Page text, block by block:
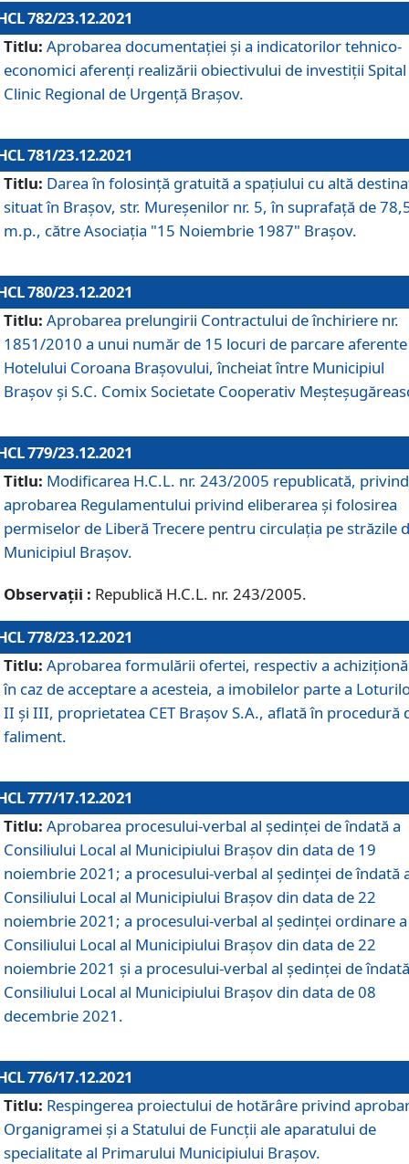
782/23.12.2021
Titlu: Aprobarea documentației și a indicatorilor tehnico-
economici aferenți realizării obiectivului de investiții Spital
Clinic Regional de Urgență Brașov.
781/23.12.2021
Titlu: Darea în folosinţă gratuită a spaţiului cu altă
situat în Braşov, str. Mureşenilor nr. 5, în suprafaţă de
m.p., către Asociaţia "15 Noiembrie 1987" Braşov.
780/23.12.2021
Titlu: Aprobarea prelungirii Contractului de închiriere nr.
1851/2010 a unui număr de 15 locuri de parcare aferente
Hotelului Coroana Brașovului, încheiat între Municipiul
Braşov şi S.C. Comix Societate Cooperativ
779/23.12.2021
Titlu: Modificarea H.C.L. nr. 243/2005 republicată, privind
aprobarea Regulamentului privind eliberarea şi folosirea
permiselor de Liberă Trecere pentru circulația pe străzile
Municipiul Braşov.
Observații : Republică H.C.L. nr. 243/2005.
778/23.12.2021
Titlu: Aprobarea formulării ofertei, respectiv a
în caz de acceptare a acesteia, a imobilelor parte a
II și III, proprietatea CET Brașov S.A., aflată în procedură
faliment.
777/17.12.2021
Titlu: Aprobarea procesului-verbal al şedinţei de îndată a
Consiliului Local al Municipiului Braşov din data de 19
noiembrie 2021; a procesului-verbal al şedinţei de îndată
Consiliului Local al Municipiului Braşov din data de 22
noiembrie 2021; a procesului-verbal al şedinţei ordinare a
Consiliului Local al Municipiului Braşov din data de 22
noiembrie 2021 și a procesului-verbal al şedinţei de
Consiliului Local al Municipiului Braşov din data de 08
decembrie 2021.
776/17.12.2021
Titlu: Respingerea proiectului de hotărâre privind
Organigramei şi a Statului de Funcţii ale aparatului de
specialitate al Primarului Municipiului Braşov.